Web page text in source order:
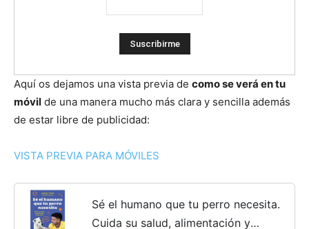
Cachorros
Aquí os dejamos una vista previa de como se verá en tu
móvil de una manera mucho más clara y sencilla además
de estar libre de publicidad:
VISTA PREVIA PARA MÓVILES
Sé el humano que tu perro necesita.
Cuida su salud, alimentación y